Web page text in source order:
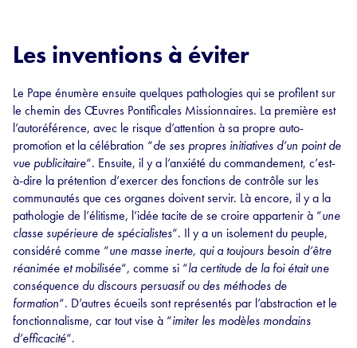
Les inventions à éviter
Le Pape énumère ensuite quelques pathologies qui se profilent sur
le chemin des Œuvres Pontificales Missionnaires. La première est
l’autoréférence, avec le risque d’attention à sa propre auto-
promotion et la célébration “de ses propres initiatives d’un point de
vue publicitaire“. Ensuite, il y a l’anxiété du commandement, c’est-
à-dire la prétention d’exercer des fonctions de contrôle sur les
communautés que ces organes doivent servir. Là encore, il y a la
pathologie de l’élitisme, l’idée tacite de se croire appartenir à “une
classe supérieure de spécialistes“. Il y a un isolement du peuple,
considéré comme “une masse inerte, qui a toujours besoin d’être
réanimée et mobilisée“, comme si “la certitude de la foi était une
conséquence du discours persuasif ou des méthodes de
formation“. D’autres écueils sont représentés par l’abstraction et le
fonctionnalisme, car tout vise à “imiter les modèles mondains
d’efficacité“.